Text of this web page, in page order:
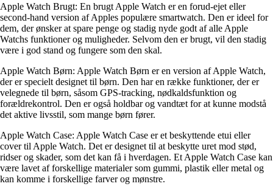
Apple Watch Brugt: En brugt Apple Watch er en forud-ejet eller
second-hand version af Apples populære smartwatch. Den er ideel for
dem, der ønsker at spare penge og stadig nyde godt af alle Apple
Watchs funktioner og muligheder. Selvom den er brugt, vil den stadig
være i god stand og fungere som den skal.
Apple Watch Børn: Apple Watch Børn er en version af Apple Watch,
der er specielt designet til børn. Den har en række funktioner, der er
velegnede til børn, såsom GPS-tracking, nødkaldsfunktion og
forældrekontrol. Den er også holdbar og vandtæt for at kunne modstå
det aktive livsstil, som mange børn fører.
Apple Watch Case: Apple Watch Case er et beskyttende etui eller
cover til Apple Watch. Det er designet til at beskytte uret mod stød,
ridser og skader, som det kan få i hverdagen. Et Apple Watch Case kan
være lavet af forskellige materialer som gummi, plastik eller metal og
kan komme i forskellige farver og mønstre.